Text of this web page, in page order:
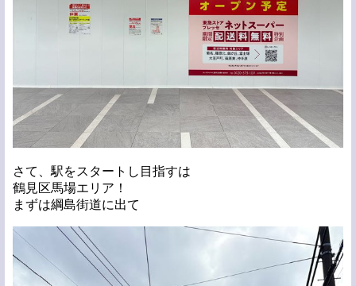
さて、駅をスタートし目指すは
鶴見区馬場エリア！
まずは綱島街道に出て